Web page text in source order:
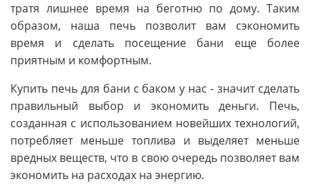
тратя лишнее время на беготню по дому. Таким
образом, наша печь позволит вам сэкономить
время и сделать посещение бани еще более
приятным и комфортным.
Купить печь для бани с баком у нас - значит сделать
правильный выбор и экономить деньги. Печь,
созданная с использованием новейших технологий,
потребляет меньше топлива и выделяет меньше
вредных веществ, что в свою очередь позволяет вам
экономить на расходах на энергию.